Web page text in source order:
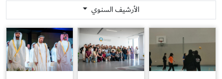
الأرشيف السنوي